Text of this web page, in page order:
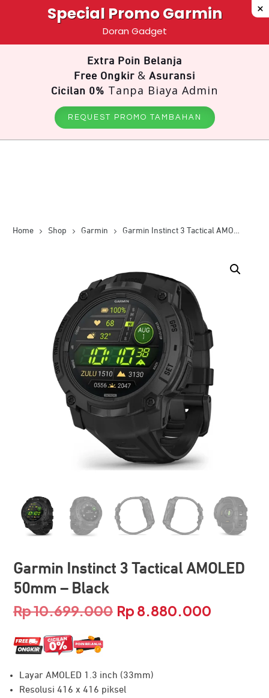
Home Shop Garmin Garmin Instinct 3 Tactical AMOLED 50mm – Black
Garmin Instinct 3 Tactical AMOLED
50mm – Black
Rp10.699.000 Harga
Rp 10.699.000.
Rp 8.880.000
Layar AMOLED 1.3 inch (33mm)
Resolusi 416 x 416 piksel
Special Promo Garmin
Doran Gadget
Extra Poin Belanja
Free Ongkir & Asuransi
Cicilan 0% Tanpa Biaya Admin
REQUEST PROMO TAMBAHAN